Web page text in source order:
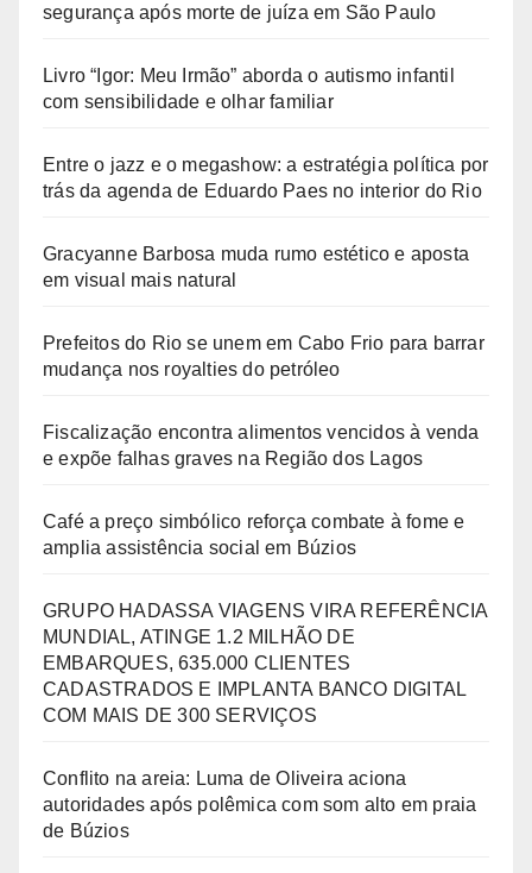
segurança após morte de juíza em São Paulo
Livro “Igor: Meu Irmão” aborda o autismo infantil
com sensibilidade e olhar familiar
Entre o jazz e o megashow: a estratégia política por
trás da agenda de Eduardo Paes no interior do Rio
Gracyanne Barbosa muda rumo estético e aposta
em visual mais natural
Prefeitos do Rio se unem em Cabo Frio para barrar
mudança nos royalties do petróleo
Fiscalização encontra alimentos vencidos à venda
e expõe falhas graves na Região dos Lagos
Café a preço simbólico reforça combate à fome e
amplia assistência social em Búzios
GRUPO HADASSA VIAGENS VIRA REFERÊNCIA
MUNDIAL, ATINGE 1.2 MILHÃO DE
EMBARQUES, 635.000 CLIENTES
CADASTRADOS E IMPLANTA BANCO DIGITAL
COM MAIS DE 300 SERVIÇOS
Conflito na areia: Luma de Oliveira aciona
autoridades após polêmica com som alto em praia
de Búzios